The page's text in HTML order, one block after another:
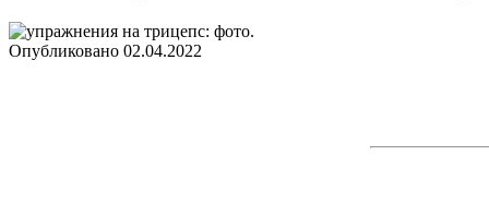
Опубликовано 02.04.2022